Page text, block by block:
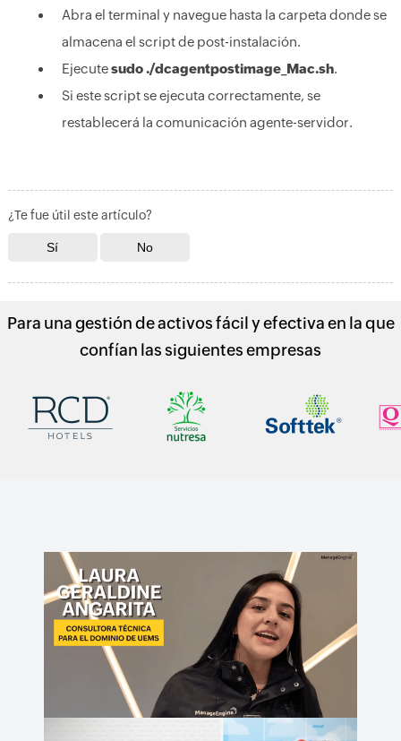
Abra el terminal y navegue hasta la carpeta donde se
almacena el script de post-instalación.
Ejecutesudo ./dcagentpostimage_Mac.sh.
Si este script se ejecuta correctamente, se
restablecerá la comunicación agente-servidor.
¿Te fue útil este artículo?
Para una gestión de activos fácil y efectiva en la que
confían las siguientes empresas